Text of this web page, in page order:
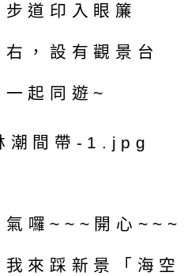
道印入眼簾
，設有觀景台
起同遊~
囉~~~開心~~~
來踩新景「海空